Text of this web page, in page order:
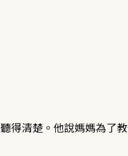
清楚。他說媽媽為了